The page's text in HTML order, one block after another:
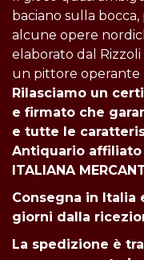
baciano sulla
alcune opere
elaborato dal
un pittore operante
Rilasciamo un
e firmato che
e tutte le
Antiquario affiliato
ITALIANA
Consegna in Italia
giorni dalla
La spedizione è